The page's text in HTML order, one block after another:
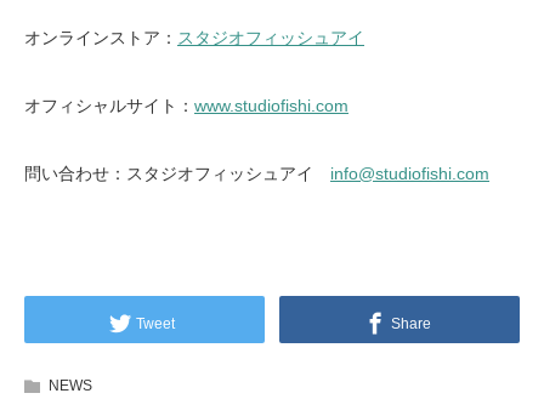
オンラインストア： スタジオフィッシュアイ
オフィシャルサイト： www.studiofishi.com
問い合わせ：スタジオフィッシュアイ info@studiofishi.com
Tweet Share
NEWS